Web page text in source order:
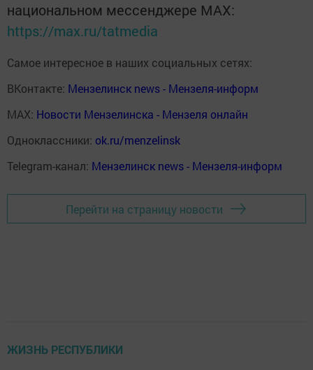
национальном мессенджере MАХ:
https://max.ru/tatmedia
Самое интересное в наших социальных сетях:
ВКонтакте: Мензелинск news - Мензеля-информ
MAX: Новости Мензелинска - Мензеля онлайн
Одноклассники: ok.ru/menzelinsk
Telegram-канал: Мензелинск news - Мензеля-информ
Перейти на страницу новости
ЖИЗНЬ РЕСПУБЛИКИ